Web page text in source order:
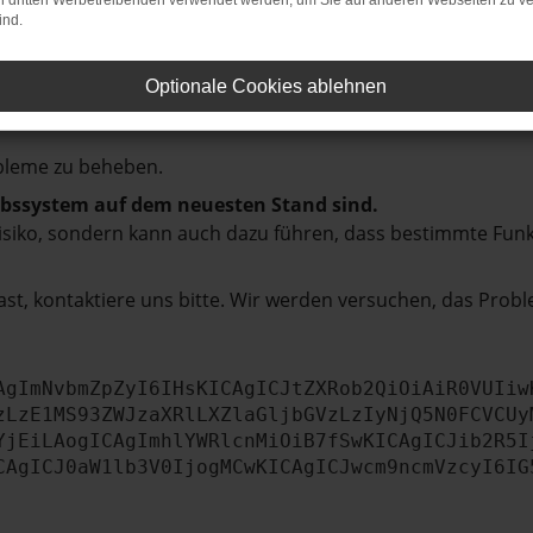
zu beheben.
auf dem neuesten Stand sind.
sondern kann auch dazu führen, dass bestimmte
kontaktiere uns bitte. Wir werden versuchen, das
Optionale Cookies ablehnen